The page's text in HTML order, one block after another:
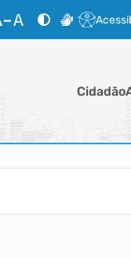
Cidadão